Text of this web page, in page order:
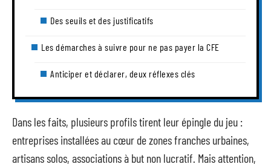
Des seuils et des justificatifs
Les démarches à suivre pour ne pas payer la CFE
Anticiper et déclarer, deux réflexes clés
Dans les faits, plusieurs profils tirent leur épingle du jeu :
entreprises installées au cœur de zones franches urbaines,
artisans solos, associations à but non lucratif. Mais attention,